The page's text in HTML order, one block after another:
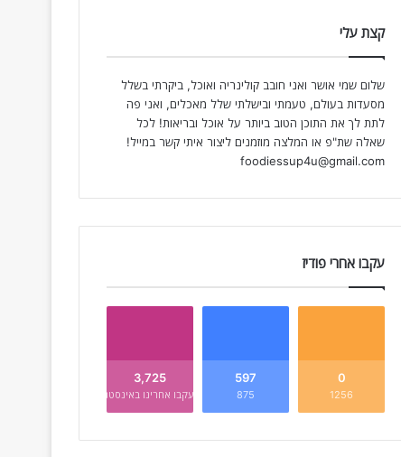
קצת עלי
שלום שמי אושר ואני חובב קולינריה ואוכל, ביקרתי בשלל
מסעדות בעולם, טעמתי ובישלתי שלל מאכלים, ואני פה
לתת לך את התוכן הטוב ביותר על אוכל ובריאות! לכל
שאלה שת"פ או המלצה מוזמנים ליצור איתי קשר במייל!
foodiessup4u@gmail.com
עקבו אחרי פודיז
0
1256
597
875
3,725
עקבו אחרינו באינסטגרם